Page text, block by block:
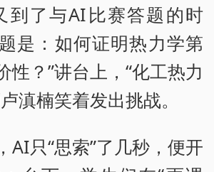
了与AI比赛答题的时
是：如何证明热力学第
性？”讲台上，“化工热力
滇楠笑着发出挑战。
只“思索”了几秒，便开